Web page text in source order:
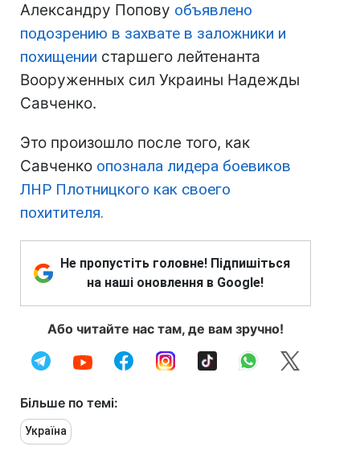
Александру Попову объявлено
подозрению в захвате в заложники и
похищении старшего лейтенанта
Вооруженных сил Украины Надежды
Савченко.
Это произошло после того, как
Савченко опознала лидера боевиков
ЛНР Плотницкого как своего
похитителя.
Не пропустіть головне! Підпишіться
на наші оновлення в Google!
Або читайте нас там, де вам зручно!
Більше по темі:
Україна